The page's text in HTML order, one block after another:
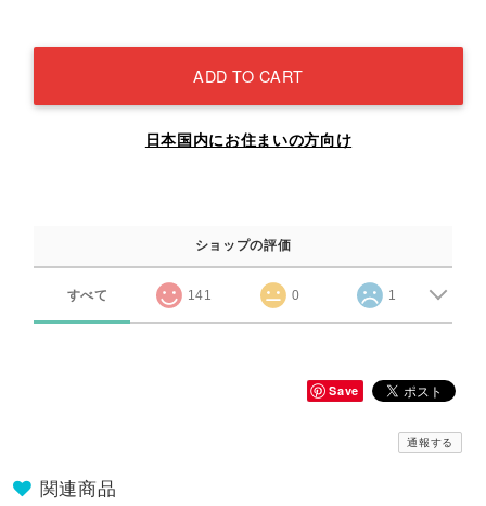
ADD TO CART
日本国内にお住まいの方向け
ショップの評価
すべて 141 0 1
Save
通報する
関連商品